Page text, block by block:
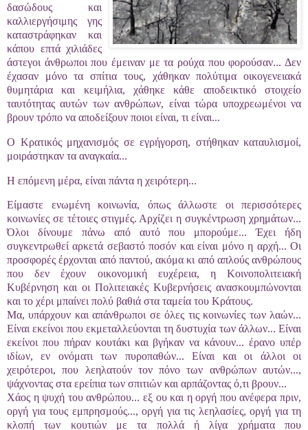
δασώδους και
καλλιεργήσιμης γης
καταστράφηκαν και
κάπου επτά χιλιάδες
άστεγοι άνθρωποι που έμειναν με τα ρούχα που φορούσαν... Δεν
έχασαν μόνο τα σπίτια τους, χάθηκαν πολύτιμα οικογενειακά
θυμητάρια και κειμήλια, χάθηκε κάθε αποδεικτικό στοιχείο
ταυτότητας αυτών των ανθρώπων, είναι τώρα υποχρεωμένοι να
βρουν τρόπο να αποδείξουν ποιοι είναι, τι είναι...
Ο Κρατικός μηχανισμός σε εγρήγορση, στήθηκαν καταυλισμοί,
μοιράστηκαν τα αναγκαία...
Η επόμενη μέρα, είναι πάντα η χειρότερη...
Είμαστε ενωμένη κοινωνία, όπως άλλωστε οι περισσότερες
κοινωνίες σε τέτοιες στιγμές. Αρχίζει η συγκέντρωση χρημάτων...
Όλοι δίνουμε πάνω από αυτό που μπορούμε... Έχει ήδη
συγκεντρωθεί αρκετά σεβαστό ποσόν και είναι μόνο η αρχή... Οι
προσφορές έρχονται από παντού, ακόμα κι από απλούς ανθρώπους
που δεν έχουν οικονομική ευχέρεια, η Κοινοπολιτειακή
Κυβέρνηση και οι Πολιτειακές Κυβερνήσεις ανασκουμπώνονται
και το χέρι μπαίνει πολύ βαθιά στα ταμεία του Κράτους.
Μα, υπάρχουν και απάνθρωποι σε όλες τις κοινωνίες των λαών...
Είναι εκείνοι που εκμεταλλεύονται τη δυστυχία των άλλων... Είναι
εκείνοι που πήραν κουτάκι και βγήκαν να κάνουν... έρανο υπέρ
ιδίων, εν ονόματι των πυροπαθών... Είναι και οι άλλοι οι
χειρότεροι, που λεηλατούν τον πόνο των ανθρώπων αυτών...,
ψάχνοντας στα ερείπια των σπιτιών και αρπάζοντας ό,τι βρουν...
Χάος η ψυχή του ανθρώπου... εξ ου και η οργή που ανέφερα πριν,
οργή για τους εμπρησμούς..., οργή για τις λεηλασίες, οργή για τη
κλοπή των κουτιών με τα πολλά ή λίγα χρήματα που